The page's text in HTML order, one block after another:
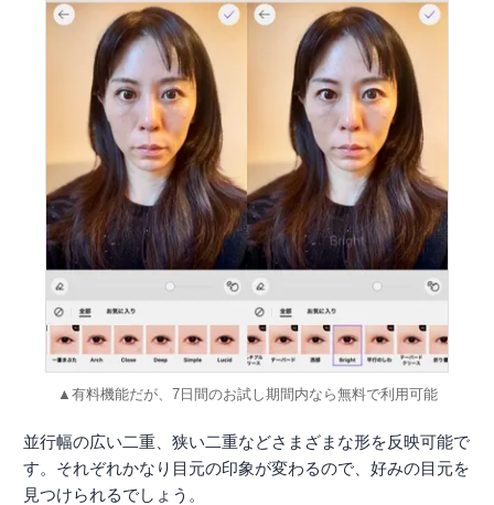
▲有料機能だが、7日間のお試し期間内なら無料で利用可能
並行幅の広い二重、狭い二重などさまざまな形を反映可能で
す。それぞれかなり目元の印象が変わるので、好みの目元を
見つけられるでしょう。